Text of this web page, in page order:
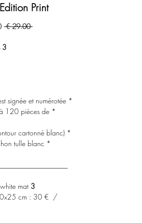
Print
‏29.00 ‏€
3 Dimensions disponibles
* Chaque reproduction est signée et numérotée
à 120 pièces de
* passe partout inclus (contour cartonné blanc)
* livré sous blister et pochon tulle blanc
3 Sizes availables
mat :
cm : 30 € /